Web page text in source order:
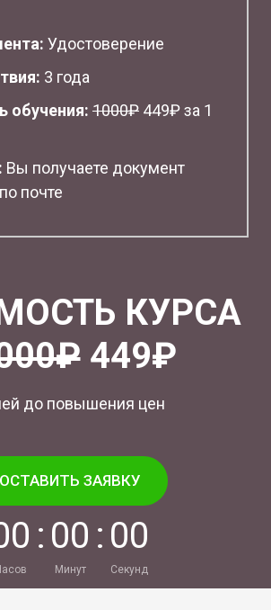
Удостоверение
3 года
обучения: 1000₽ 449₽ за 1
Вы получаете документ
почте
КУРСА
449₽
до повышения цен
ОСТАВИТЬ ЗАЯВКУ
0 : 00
Минут
: 00
Секунд